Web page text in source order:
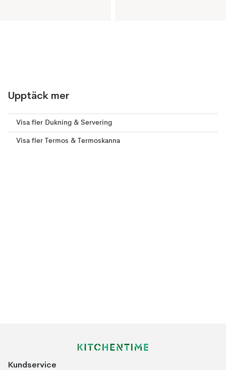
Upptäck mer
Visa fler Dukning & Servering
Visa fler Termos & Termoskanna
Kundservice